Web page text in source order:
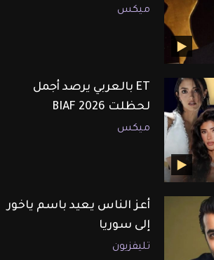
ميكس
ET بالعربي يرصد أجمل
لحظلت BIAF 2026
ميكس
أعز الناس يعيد باسم ياخور
إلى سوريا
تليفزيون